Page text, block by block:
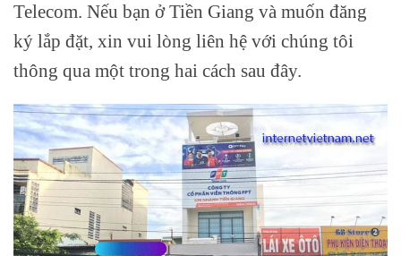
Telecom. Nếu bạn ở Tiền Giang và muốn đăng
ký lắp đặt, xin vui lòng liên hệ với chúng tôi
thông qua một trong hai cách sau đây.